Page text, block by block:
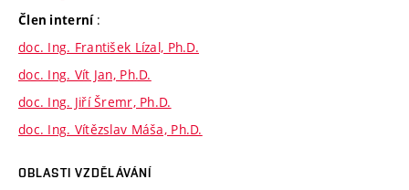
Člen interní :
doc. Ing. František Lízal, Ph.D.
doc. Ing. Vít Jan, Ph.D.
doc. Ing. Jiří Šremr, Ph.D.
doc. Ing. Vítězslav Máša, Ph.D.
OBLASTI VZDĚLÁVÁNÍ